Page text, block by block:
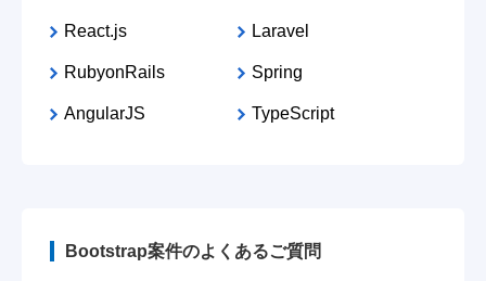
React.js Laravel
RubyonRails Spring
AngularJS TypeScript
Bootstrap案件のよくあるご質問